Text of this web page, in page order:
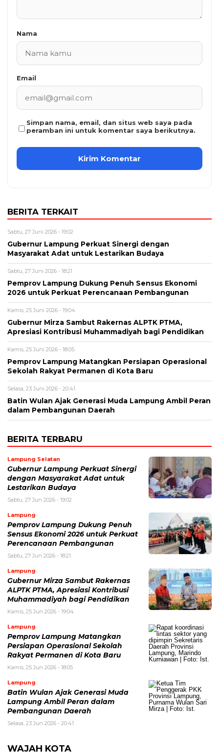
Nama
Email
Simpan nama, email, dan situs web saya pada
peramban ini untuk komentar saya berikutnya.
BERITA TERKAIT
Sabtu, 27 Juni 2026 - 19:02
Gubernur Lampung Perkuat Sinergi dengan
Masyarakat Adat untuk Lestarikan Budaya
Sabtu, 27 Juni 2026 - 18:21
Pemprov Lampung Dukung Penuh Sensus Ekonomi
2026 untuk Perkuat Perencanaan Pembangunan
Kamis, 25 Juni 2026 - 19:04
Gubernur Mirza Sambut Rakernas ALPTK PTMA,
Apresiasi Kontribusi Muhammadiyah bagi Pendidikan
Kamis, 25 Juni 2026 - 18:05
Pemprov Lampung Matangkan Persiapan Operasional
Sekolah Rakyat Permanen di Kota Baru
Selasa, 23 Juni 2026 - 20:41
Batin Wulan Ajak Generasi Muda Lampung Ambil Peran
dalam Pembangunan Daerah
BERITA TERBARU
Lampung Selatan
Gubernur Lampung Perkuat Sinergi
dengan Masyarakat Adat untuk
Lestarikan Budaya
Sabtu, 27 Jun 2026 - 19:02
Lampung
Pemprov Lampung Dukung Penuh
Sensus Ekonomi 2026 untuk Perkuat
Perencanaan Pembangunan
Sabtu, 27 Jun 2026 - 18:21
Lampung
Gubernur Mirza Sambut Rakernas
ALPTK PTMA, Apresiasi Kontribusi
Muhammadiyah bagi Pendidikan
Kamis, 25 Jun 2026 - 19:04
Lampung
Pemprov Lampung Matangkan
Persiapan Operasional Sekolah
Rakyat Permanen di Kota Baru
Kamis, 25 Jun 2026 - 18:05
Lampung
Batin Wulan Ajak Generasi Muda
Lampung Ambil Peran dalam
Pembangunan Daerah
Selasa, 23 Jun 2026 - 20:41
WAJAH KOTA